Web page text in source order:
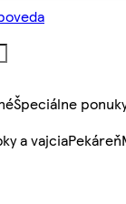
Špeciálne
a vajciaPekáreň